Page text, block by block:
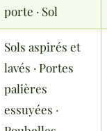
porte · Sol
Sols aspirés et
lavés · Portes
palières
essuyées ·